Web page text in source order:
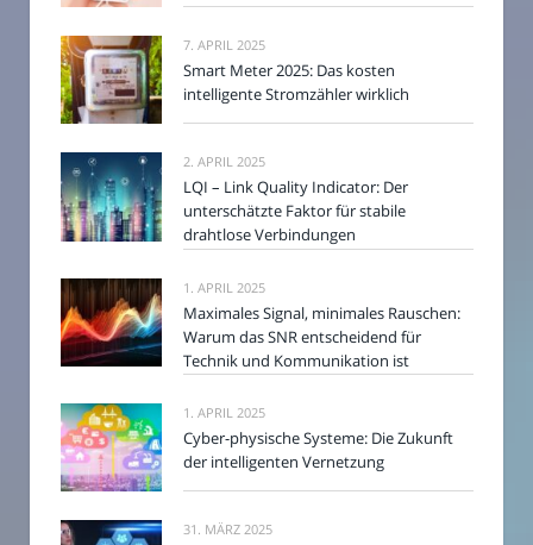
7. APRIL 2025
Smart Meter 2025: Das kosten
intelligente Stromzähler wirklich
2. APRIL 2025
LQI – Link Quality Indicator: Der
unterschätzte Faktor für stabile
drahtlose Verbindungen
1. APRIL 2025
Maximales Signal, minimales Rauschen:
Warum das SNR entscheidend für
Technik und Kommunikation ist
1. APRIL 2025
Cyber-physische Systeme: Die Zukunft
der intelligenten Vernetzung
31. MÄRZ 2025